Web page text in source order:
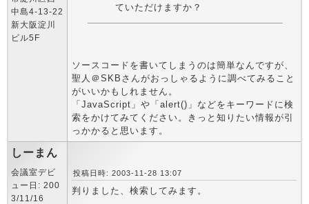
中島4-13-22
新大阪淀川
ビル5F
ていただけますか？
ソースコードを書いてしまうのは簡単なんですが、
聖人＠SKBさんがおっしゃるように調べてみること
がいいかもしれません。
「JavaScript」や「alert()」などをキーワードに検
索をかけてみてください。きっと知りたい情報が引
っかかると思います。
しーまん
会議室デビ
ュー日: 200
3/11/16
投稿日時: 2003-11-28 13:07
判りました、検索してみます。